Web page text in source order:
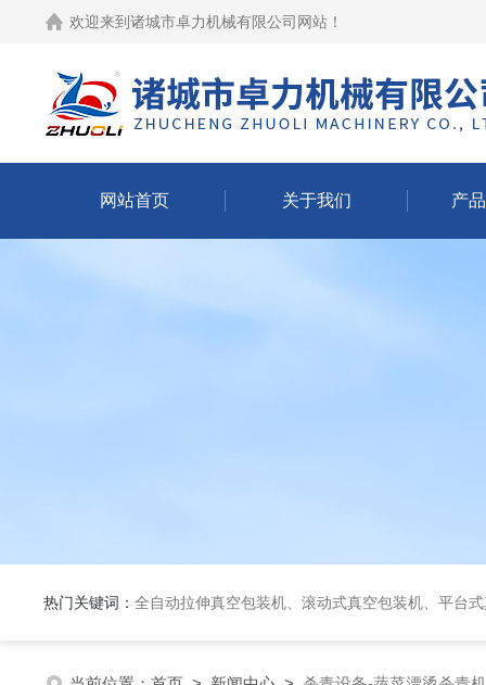
欢迎来到 诸城市卓力机械有限公司网站 ！
网站首页 关于我们 产
热门关键词： 全自动拉伸真空包装机、滚动式真空包装机、平台式真空包装机、大米定量